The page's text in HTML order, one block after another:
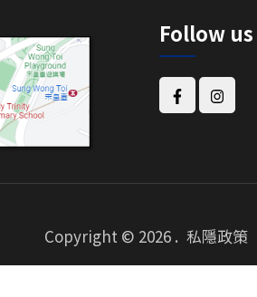
Follow us
Copyright © 2026 . 私隱政策